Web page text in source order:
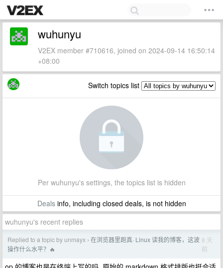
wuhunyu
V2EX member #710616, joined on 2024-09-14 16:50:14
+08:00
Switch topics list
Per wuhunyu's settings, the topics list is hidden
Dealsinfo, including closed deals, is not hidden
wuhunyu's recent replies
Replied to a topic by unmayx › 在浏览器里跑真· Linux 读我的博客，这波
操作什么水平？🔥
8 天
前